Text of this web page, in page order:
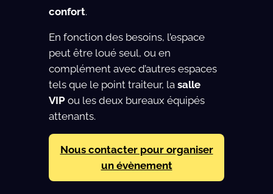
confort.
En fonction des besoins, l’espace
peut être loué seul, ou en
complément avec d’autres espaces
tels que le point traiteur, la salle
VIPou les deux bureaux équipés
attenants.
Nous contacter pour organiser
un évènement